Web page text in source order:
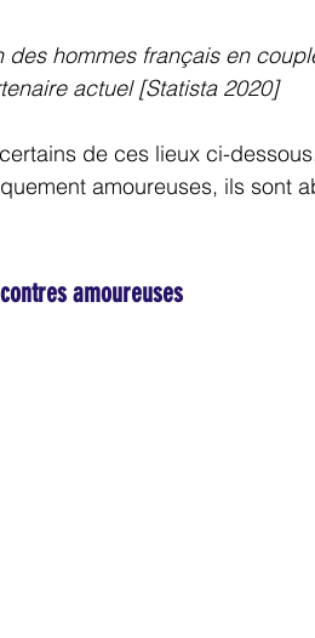
des hommes français en
actuel [Statista 2020]
de ces lieux ci-
amoureuses, ils sont
amoureuses